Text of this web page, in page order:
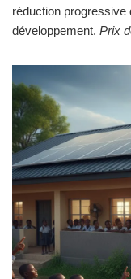
réduction
développement. Prix